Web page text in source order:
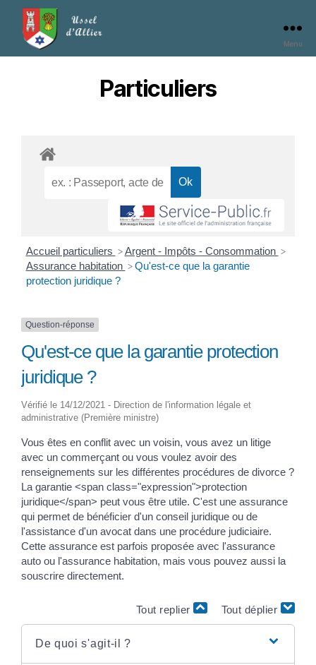
Menu
Particuliers
Accueil particuliers > Argent - Impôts - Consommation >
Assurance habitation > Qu'est-ce que la garantie
protection juridique ?
Question-réponse
Qu'est-ce que la garantie protection
juridique ?
Vérifié le 14/12/2021 - Direction de l'information légale et
administrative (Première ministre)
Vous êtes en conflit avec un voisin, vous avez un litige
avec un commerçant ou vous voulez avoir des
renseignements sur les différentes procédures de divorce ?
La garantie <span class="expression">protection
juridique</span> peut vous être utile. C'est une assurance
qui permet de bénéficier d'un conseil juridique ou de
l'assistance d'un avocat dans une procédure judiciaire.
Cette assurance est parfois proposée avec l'assurance
auto ou l'assurance habitation, mais vous pouvez aussi la
souscrire directement.
Tout replier Tout déplier
De quoi s'agit-il ?